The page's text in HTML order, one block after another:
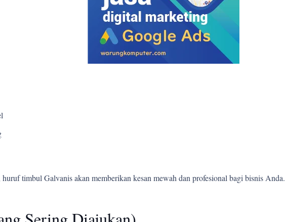
timbul Galvanis akan memberikan kesan mewah dan profesional bagi bisnis Anda.